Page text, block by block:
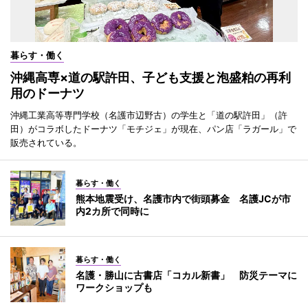
暮らす・働く
沖縄高専×道の駅許田、子ども支援と泡盛粕の再利
用のドーナツ
沖縄工業高等専門学校（名護市辺野古）の学生と「道の駅許田」（許
田）がコラボしたドーナツ「モチジェ」が現在、パン店「ラガール」で
販売されている。
暮らす・働く
熊本地震受け、名護市内で街頭募金 名護JCが市
内2カ所で同時に
暮らす・働く
名護・勝山に古書店「コカル新書」 防災テーマに
ワークショップも